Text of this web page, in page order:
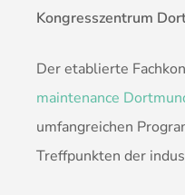
Kongresszentrum
Der etablierte
maintenance
umfangreichen
Treffpunkten der